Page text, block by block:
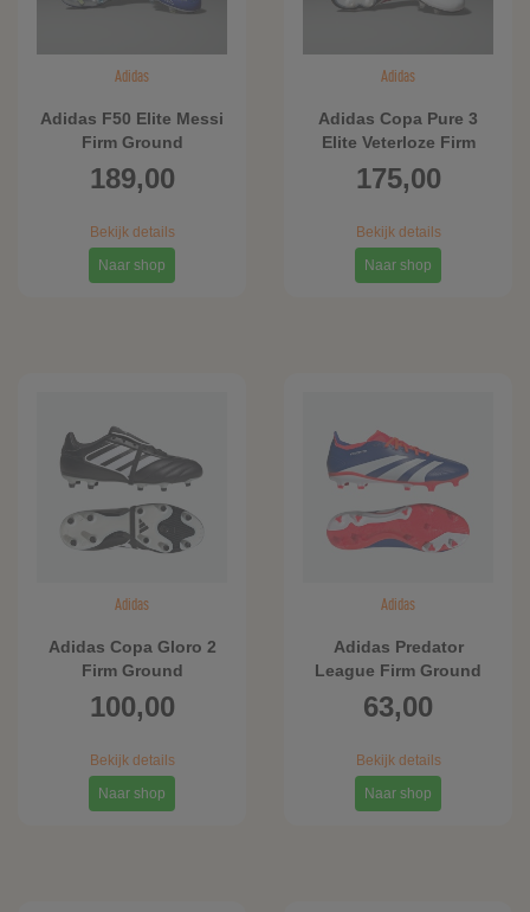
Adidas
Adidas F50 Elite Messi
Firm Ground
Voetbalschoenen
189,00
Bekijk details
Naar shop
Adidas
Adidas Copa Pure 3
Elite Veterloze Firm
Ground
Voetbalschoenen
175,00
Bekijk details
Naar shop
Adidas
Adidas Copa Gloro 2
Firm Ground
Voetbalschoenen
100,00
Bekijk details
Naar shop
Adidas
Adidas Predator
League Firm Ground
Voetbalschoenen
63,00
Bekijk details
Naar shop